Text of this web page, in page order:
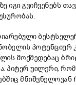
იგი გვიჩვენებს
პოტენციურ
მოქმედებაც
პიტერ უილერი,